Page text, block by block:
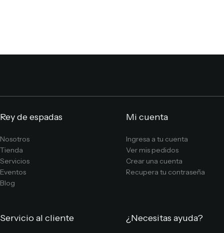
Rey de espadas
Nosotros
Tienda
Servicios
Eventos
Blog
Mi cuenta
Ingresa a tu cuenta
Ver mis pedidos
Crear una cuenta
Recupera tu contraseña
Servicio al cliente ¿Necesitas ayuda?